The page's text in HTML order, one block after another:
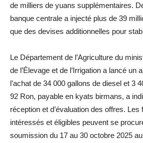
de milliers de yuans supplémentaires.
banque centrale a injecté plus de 39
que des devises additionnelles pour
Le Département de l’Agriculture du
de l’Élevage et de l’Irrigation a lancé un
l’achat de 34 000 gallons de diesel et 3
92 Ron, payable en kyats birmans, a
réception et d’évaluation des offres. Les
intéressés et éligibles peuvent se
soumission du 17 au 30 octobre 2025